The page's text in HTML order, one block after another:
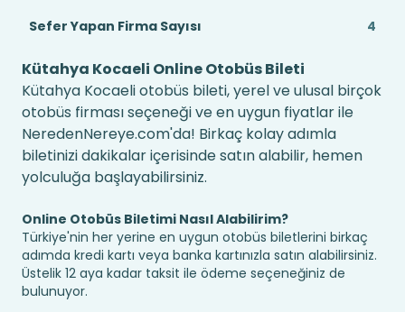
Sefer Yapan Firma Sayısı
4
Kütahya Kocaeli Online Otobüs Bileti
Kütahya Kocaeli otobüs bileti, yerel ve ulusal birçok
otobüs firması seçeneği ve en uygun fiyatlar ile
NeredenNereye.com'da! Birkaç kolay adımla
biletinizi dakikalar içerisinde satın alabilir, hemen
yolculuğa başlayabilirsiniz.
Online Otobüs Biletimi Nasıl Alabilirim?
Türkiye'nin her yerine en uygun otobüs biletlerini birkaç
adımda kredi kartı veya banka kartınızla satın alabilirsiniz.
Üstelik 12 aya kadar taksit ile ödeme seçeneğiniz de
bulunuyor.